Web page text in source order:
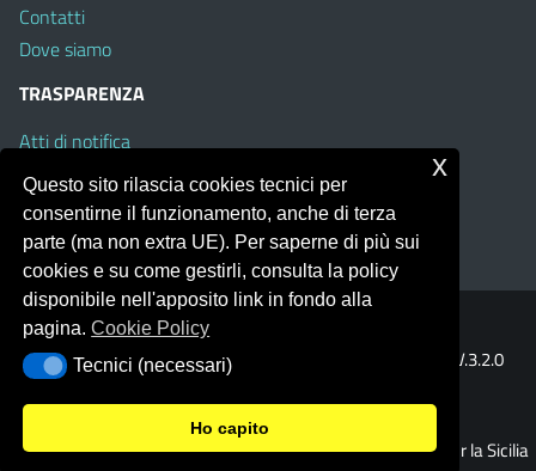
Contatti
Dove siamo
TRASPARENZA
Atti di notifica
Albo on line
Amministrazione Trasparente
Obiettivi di Accessibilità
Portale realizzato con la piattaforma
Template Italia configurato sul tema accessibile
V.3.2.0
(Mizar)
© 2026 Ufficio Scolastico Regionale per la Sicilia
Questo sito rilascia cookies tecnici per
consentirne il funzionamento, anche di terza
parte (ma non extra UE). Per saperne di più sui
cookies e su come gestirli, consulta la policy
disponibile nell'apposito link in fondo alla
pagina.Cookie Policy
Tecnici (necessari)
Tecnici (necessari)
Ho capito
x